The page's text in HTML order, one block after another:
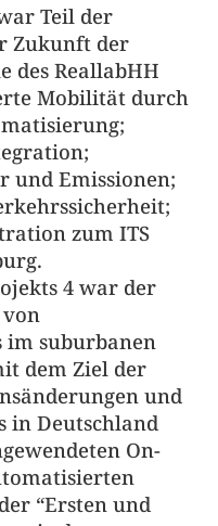
Teil der
Zukunft der
des ReallabHH
Mobilität durch
und Emissionen;
zum ITS
4 war der
suburbanen
dem Ziel der
und
in Deutschland
On-
“Ersten und